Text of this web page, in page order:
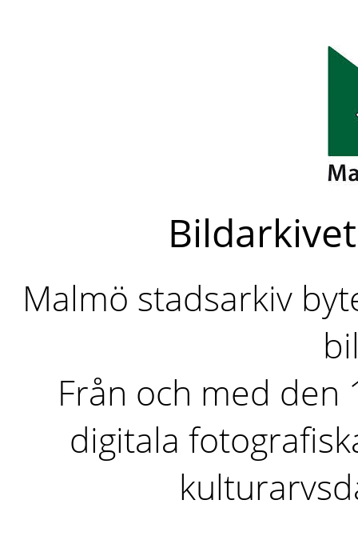
Malmö stadsarkiv
Från och med den
digitala